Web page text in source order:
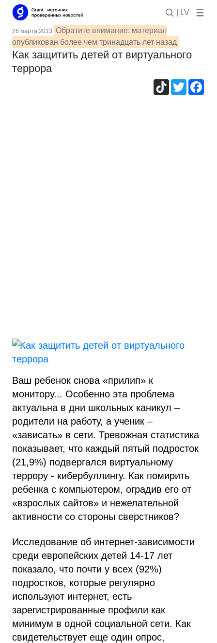
| LV
26 марта 2013 Обратите внимание: материал
опубликован более чем тринадцать лет назад
Как защитить детей от виртуального
террора
TikTokTwitter
Ваш ребенок снова «прилип» к
монитору... Особенно эта проблема
актуальна в дни школьных каникул –
родители на работу, а ученик –
«зависать» в сети. Тревожная статистика
показывает, что каждый пятый подросток
(21,9%) подвергался виртуальному
террору - кибербуллингу. Как помирить
ребенка с компьютером, оградив его от
«взрослых сайтов» и нежелательной
активности со стороны сверстников?
Исследование об интернет-зависимости
среди европейских детей 14-17 лет
показало, что почти у всех (92%)
подростков, которые регулярно
используют интернет, есть
зарегистрированные профили как
минимум в одной социальной сети. Как
свидетельствует еще один опрос,